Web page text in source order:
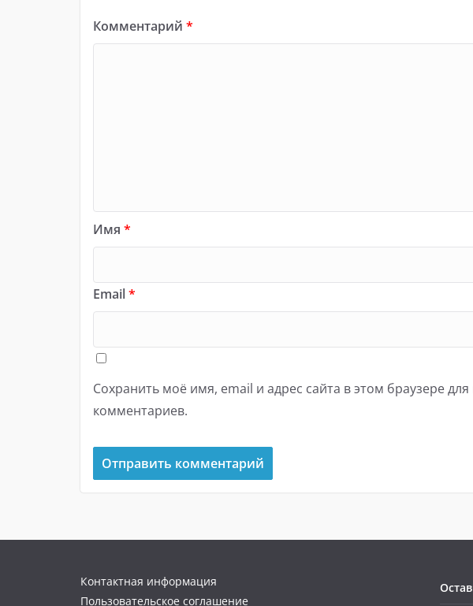
Комментарий *
Имя *
Email*
Сохранить моё имя, email и адрес сайта в этом браузере
комментариев.
Контактная информация
Пользовательское соглашение